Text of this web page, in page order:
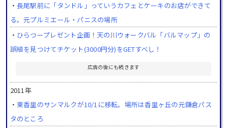
・ 長尾駅前に「タンドル」っていうカフェとケーキのお店ができて
る。元プルミエール・パニスの場所
・ ひらつープレゼント企画！天の川ウォークバル「バルマップ」の
誤植を見つけてチケット(3000円分)をGETすべし！
広告の後にも続きます
2011年
・ 東香里のサンマルクが10/1に移転。場所は香里ヶ丘の元鎌倉パス
タのところ